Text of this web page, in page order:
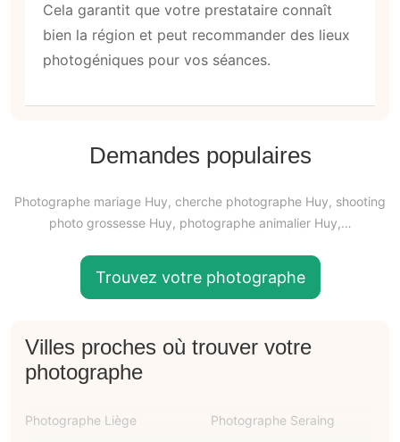
Cela garantit que votre prestataire connaît
bien la région et peut recommander des lieux
photogéniques pour vos séances.
Demandes populaires
Photographe mariage Huy, cherche photographe Huy, shooting
photo grossesse Huy, photographe animalier Huy,…
Trouvez votre photographe
Villes proches où trouver votre
photographe
Photographe Liège
Photographe Seraing